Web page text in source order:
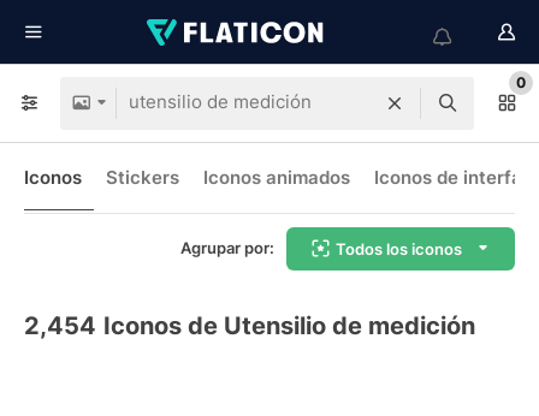
0
Iconos Stickers Iconos animados Iconos de interfaz
Agrupar por: Todos los iconos
2,454 Iconos de Utensilio de medición